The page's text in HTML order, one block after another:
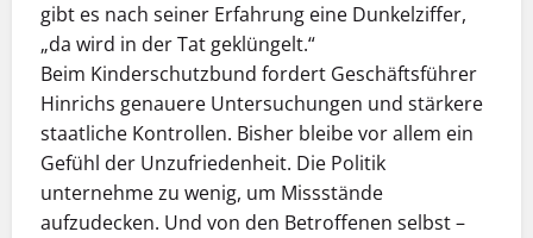
gibt es nach seiner Erfahrung eine Dunkelziffer,
„da wird in der Tat geklüngelt.“
Beim Kinderschutzbund fordert Geschäftsführer
Hinrichs genauere Untersuchungen und stärkere
staatliche Kontrollen. Bisher bleibe vor allem ein
Gefühl der Unzufriedenheit. Die Politik
unternehme zu wenig, um Missstände
aufzudecken. Und von den Betroffenen selbst –